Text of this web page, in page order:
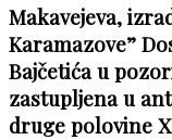
Makavejeva,
Karamazove”
Bajčetića u
zastupljena u
druge polovine